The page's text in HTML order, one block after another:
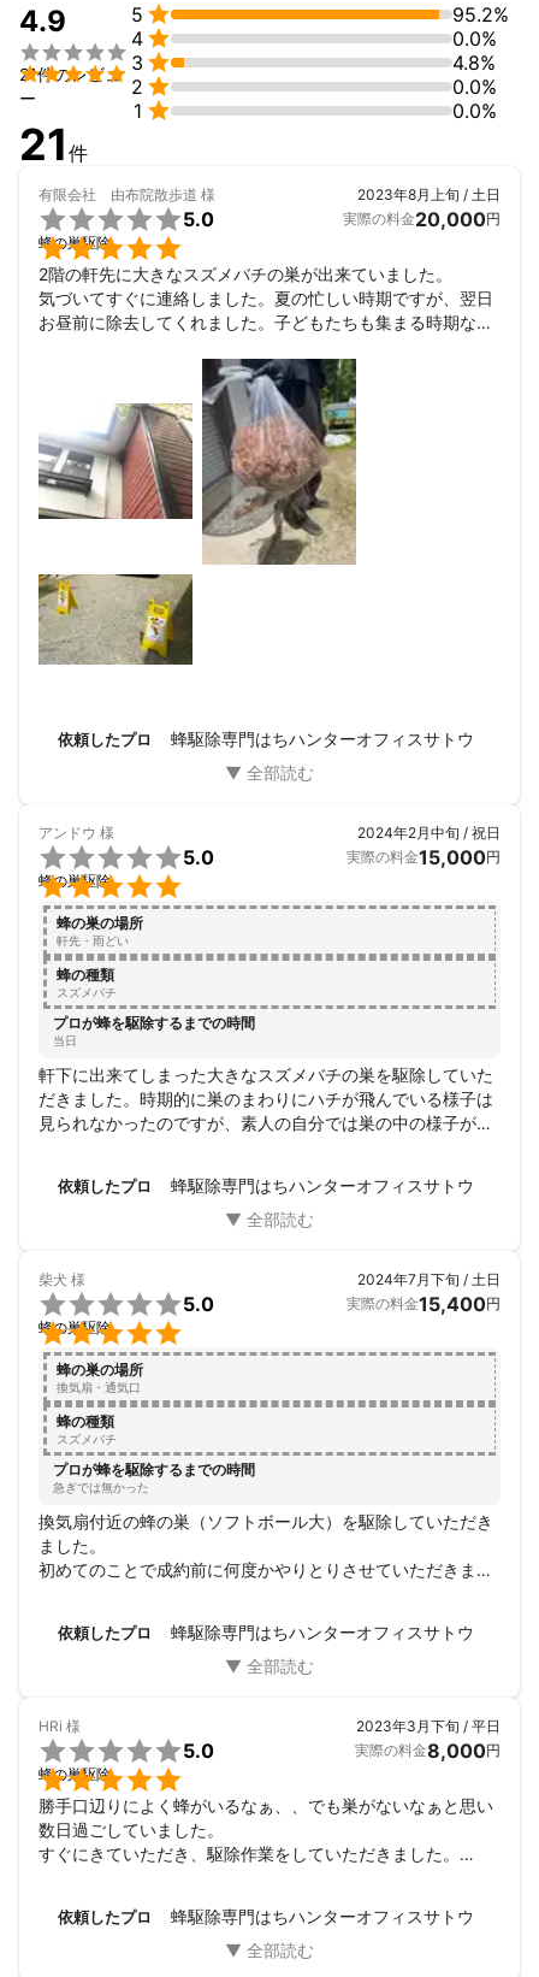
2、100%に限りなく近い『 予防 』措置
何よりもハチの巣を作らせないことが一番大事です。
数々の経験から巣が出来やすい場所などの予防に関するアドバイ
スをお客様それぞれの状況に合わせお伝えします。
・巣が出来やすい場所に忌避剤の散布を行います。
・特殊シートや薬剤による効果的な戻りバチ対策を行います。
・ハチの侵入口を塞ぐ措置を行います。
3、100%に満たない部分を完璧に『 保証 』
弊社は社員をおかず、代表である私が受付から作業まで全てを一
手に担います。
外注などは一切ありません。お待たせする事もあるかもしれませ
んが責任を持ってアフターフォローまでしっかりと行なっていま
すので安心してご依頼ください。
・駆除対象のハチの巣の再発は何度でもご対応いたします。
・ハチに対する不安や質問などなんでもご相談ください。
・スタッフが入れ替わったりしません。いつも佐藤が参ります。
★★充実のサービス★★
☆大分県内即日対応。インボイス対応。
☆２個目の巣以降は半額で駆除いたします。
☆忌避剤の散布及び、戻りバチ対策は無料です。
☆薬剤を使えない場合の駆除も対応いたします。
☆駐車場代は当店が負担いたします。
☆時間外、他県への出張もご相談に応じます。
★★予防対策について★★
予防対策として薬剤の散布を行います。
またハチの侵入口となり得る穴を塞ぐ措置も行います。
★★決済方法について★★
★電子マネー決済対応
(Suica, PASMO, Kitaca, toica, manaca, ICOCA, SUGOCA, nimoc
a, はやかけんの交通系ICの電子マネー、iDもしくは QUICPay、A
pple Pay)
★各種クレジットカード対応
（VISA・Mastercard・American Express・JCB・Diners Club・
Discover）
・お客様の安全のため、作業時間内は室内にてお待ち下さい。
・巣の状況などわかる範囲で事前に教えていただけますとより正
確にお見積もりいたします。
・駐車スペース（軽バン）を確保していただけると大変助かりま
4.9


21件のレビュ
ー
5 
95.2%
4 
0.0%
3 
4.8%
2 
0.0%
1  0.0%
21 件
有限会社 由布院散歩道 様


5.0
蜂の巣駆除
2023年8月上旬 / 土日
実際の料金20,000円
2階の軒先に大きなスズメバチの巣が出来ていました。
気づいてすぐに連絡しました。夏の忙しい時期ですが、翌日
お昼前に除去してくれました。子どもたちも集まる時期なの
梯子をかける高さでしたが、2人でスピーディーに除去して
相場と比べてもそんなに高くないと思います。
初めての蜂の巣除去を依頼しましたが、丁寧に説明も受けま
した。
ありがとうございます。
依頼したプロ 蜂駆除専門はちハンターオフィスサトウ
アンドウ 様


5.0
蜂の巣駆除
2024年2月中旬 / 祝日
実際の料金15,000円
蜂の巣の場所
軒先・雨どい
蜂の種類
スズメバチ
プロが蜂を駆除するまでの時間
当日
軒下に出来てしまった大きなスズメバチの巣を駆除していた
だきました。時期的に巣のまわりにハチが飛んでいる様子は
見られなかったのですが、素人の自分では巣の中の様子がど
よく依頼した即日に来て頂くことができ、作業も手際よくあ
っという間に終わりました。以前も何度か屋根裏にスズメバ
ったりアドバイスも頂けました。
スズメバチの巣の駆除の依頼はそんなに良くある事ではない
ので今回どこの業者さんに依頼をしたら良いのかとても迷っ
ていて、それが駆除の時期がすこし遅れた原因でもあったの
ですが、こんなに良い業者さんだったのならもっと早くに決
めてお願いすればよかったなと思いました(^_^;)
もし、また駆除が必要になった時はこちらの業者さんにお願
いしたいと思っています。
これで、安心して庭の草取りもできます。本当にありがとう
依頼したプロ 蜂駆除専門はちハンターオフィスサトウ
柴犬 様


5.0
蜂の巣駆除
2024年7月下旬 / 土日
実際の料金15,400円
蜂の巣の場所
換気扇・通気口
蜂の種類
スズメバチ
プロが蜂を駆除するまでの時間
急ぎでは無かった
換気扇付近の蜂の巣（ソフトボール大）を駆除していただき
ました。
初めてのことで成約前に何度かやりとりさせていただきまし
もしまた蜂の巣が出来た時にはお願いしたいと思います。
ありがとうございました。
依頼したプロ 蜂駆除専門はちハンターオフィスサトウ
HRi 様


5.0
蜂の巣駆除
2023年3月下旬 / 平日
実際の料金8,000円
勝手口辺りによく蜂がいるなぁ、、でも巣がないなぁと思い
数日過ごしていました。
すぐにきていただき、駆除作業をしていただきました。
ていただきました。
小さい子どもがいるのでとても安心しました。 ありがとうご
依頼したプロ 蜂駆除専門はちハンターオフィスサトウ